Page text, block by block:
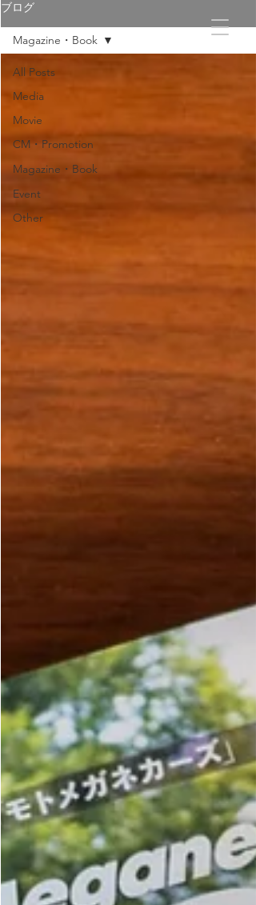
ブログ
All Posts
Media
Movie
CM・Promotion
Magazine・Book
Event
Other
Magazine・Book